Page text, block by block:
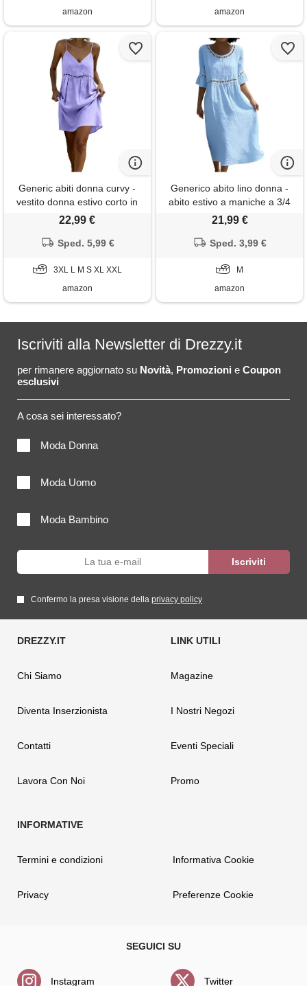
amazon
amazon
Generic abiti donna curvy -
vestito donna estivo corto in
cotone lino, scollo a v con
abito casual prendisole
spiaggia
22,99 €
Sped. 5,99 €
3XL L M S XL XXL
amazon
Generico abito lino donna -
abito estivo a maniche a 3/4
boho chic abiti vacanza
lungo in cotone scollo
spiaggia tinta unita morbido e
traspiranti
21,99 €
Sped. 3,99 €
M
amazon
Iscriviti alla Newsletter di Drezzy.it
per rimanere aggiornato su Novità, Promozioni e Coupon
esclusivi
A cosa sei interessato?
Moda Donna
Moda Uomo
Moda Bambino
Confermo la presa visione della privacy policy
Chi Siamo
Diventa Inserzionista
Contatti
Lavora Con Noi
Magazine
I Nostri Negozi
Eventi Speciali
Promo
Termini e condizioni
Privacy
Informativa Cookie
Preferenze Cookie
Instagram Twitter